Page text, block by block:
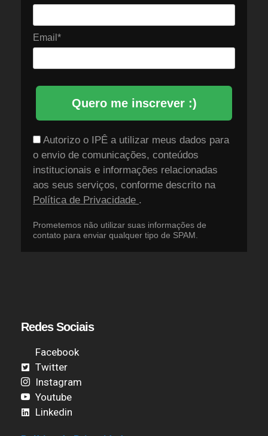
Email*
Quero me inscrever :)
Autorizo o IPÊ a utilizar meus dados para
o envio de comunicações, conteúdos
institucionais e informações relacionadas
aos seus serviços, conforme descrito na
Política de Privacidade .
Prometemos não utilizar suas informações de
contato para enviar qualquer tipo de SPAM.
Redes Sociais
Facebook
Twitter
Instagram
Youtube
Linkedin